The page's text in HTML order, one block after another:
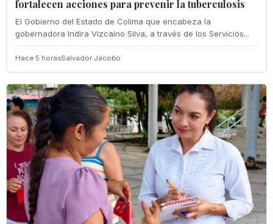
fortalecen acciones para prevenir la tuberculosis
El Gobierno del Estado de Colima que encabeza la
gobernadora Indira Vizcaíno Silva, a través de los Servicios...
Hace 5 horasSalvador Jacobo